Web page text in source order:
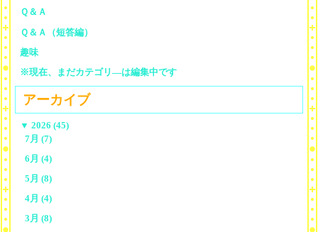
Ｑ＆Ａ
Ｑ＆Ａ（短答編）
趣味
※現在、まだカテゴリ—は編集中です
アーカイブ
▼ 2026 (45)
7月 (7)
6月 (4)
5月 (8)
4月 (4)
3月 (8)